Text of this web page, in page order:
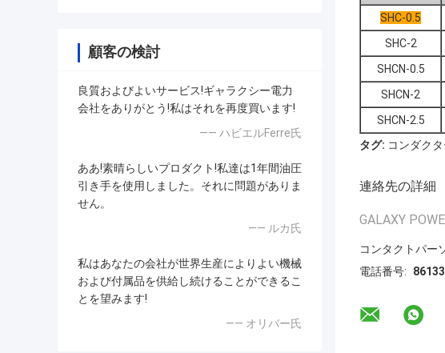
顧客の検討
良質およびよいサービス!ギャラクシー電力
会社をありがとう!私はそれを再度買います!
—— ハビエルFerre氏
ああ!素晴らしいプロダクト!私達は1年間油圧
引き手を使用しました。それに問題がありま
せん。
—— ルカ氏
私はあなたの会社が世界生産によりよい機械
および付属品を供給し続けることができるこ
とを望みます!
—— オリバー氏
SHC-0.5
SHC-2
SHCN-0.5
SHCN-2
SHCN-2.5
タグ: コンダク
連絡先の詳細
GALAXY
コンタクトパー
電話番号: